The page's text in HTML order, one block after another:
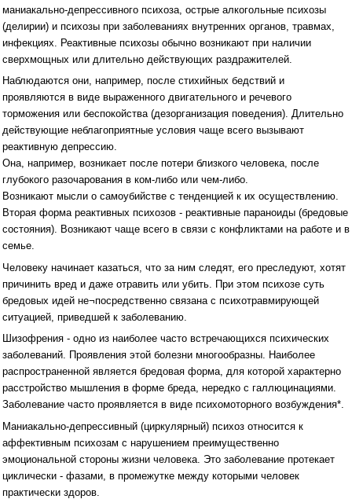
маниакально-депрессивного психоза, острые алкогольные психозы
(делирии) и психозы при заболеваниях внутренних органов, травмах,
инфекциях. Реактивные психозы обычно возникают при наличии
сверхмощных или длительно действующих раздражителей.
Наблюдаются они, например, после стихийных бедствий и
проявляются в виде выраженного двигательного и речевого
торможения или беспокойства (дезорганизация поведения). Длительно
действующие неблагоприятные условия чаще всего вызывают
реактивную депрессию.
Она, например, возникает после потери близкого человека, после
глубокого разочарования в ком-либо или чем-либо.
Возникают мысли о самоубийстве с тенденцией к их осуществлению.
Вторая форма реактивных психозов - реактивные параноиды (бредовые
состояния). Возникают чаще всего в связи с конфликтами на работе и в
семье.
Человеку начинает казаться, что за ним следят, его преследуют, хотят
причинить вред и даже отравить или убить. При этом психозе суть
бредовых идей не¬посредственно связана с психотравмирующей
ситуацией, приведшей к заболеванию.
Шизофрения - одно из наиболее часто встречающихся психических
заболеваний. Проявления этой болезни многообразны. Наиболее
распространенной является бредовая форма, для которой характерно
расстройство мышления в форме бреда, нередко с галлюцинациями.
Заболевание часто проявляется в виде психомоторного возбуждения*.
Маниакально-депрессивный (циркулярный) психоз относится к
аффективным психозам с нарушением преимущественно
эмоциональной стороны жизни человека. Это заболевание протекает
циклически - фазами, в промежутке между которыми человек
практически здоров.